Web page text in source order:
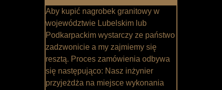
Aby kupić nagrobek granitowy w
województwie Lubelskim lub
Podkarpackim wystarczy ze państwo
zadzwonicie a my zajmiemy się
resztą. Proces zamówienia odbywa
się następująco: Nasz inżynier
przyjeżdża na miejsce wykonania